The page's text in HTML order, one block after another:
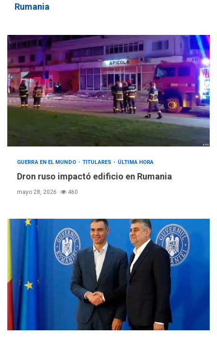
Rumania
GUERRA EN EL MUNDO TITULARES ÚLTIMA HORA
Dron ruso impactó edificio en Rumania
mayo 28, 2026 460